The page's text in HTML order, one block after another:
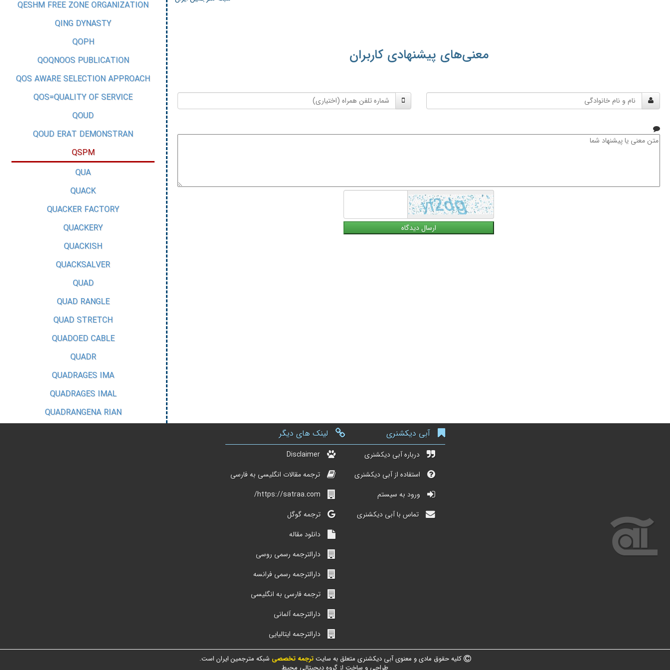
معنی‌های پیشنهادی کاربران
و
شماره
تلفن
متن
QESHM FREE ZONE ORGANIZATION
QING DYNASTY
QOPH
QOQNOOS PUBLICATION
QOS AWARE SELECTION APPROACH
QOS=QUALITY OF SERVICE
QOUD
QOUD ERAT DEMONSTRAN
QSPM
QUA
QUACK
QUACKER FACTORY
QUACKERY
QUACKISH
QUACKSALVER
QUAD
QUAD RANGLE
QUAD STRETCH
QUADOED CABLE
QUADR
QUADRAGES IMA
QUADRAGES IMAL
QUADRANGENA RIAN
آبی دیکشنری
درباره آبی دیکشنری
استفاده از آبی دیکشنری
ورود به سیستم
تماس با آبی دیکشنری
لینک های دیگر
Disclaimer
ترجمه مقالات انگلیسی به فارسی
https://satraa.com/
ترجمه گوگل
دانلود مقاله
دارالترجمه رسمی روسی
دارالترجمه رسمی فرانسه
ترجمه فارسی به انگلیسی
دارالترجمه آلمانی
دارالترجمه ایتالیایی
کلیه حقوق مادی و معنوی آبی دیکشنری متعلق به سایتترجمه تخصصی شبکه مترجمین ایران است.
طراحی و ساخت از گروه دیجیتالی محیط